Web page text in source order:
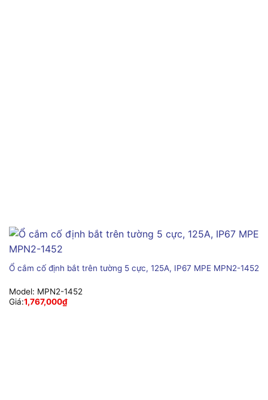
Ổ cắm cố định bắt trên tường 5 cực, 125A, IP67 MPE MPN2-1452
Model: MPN2-1452
Giá:1,767,000₫